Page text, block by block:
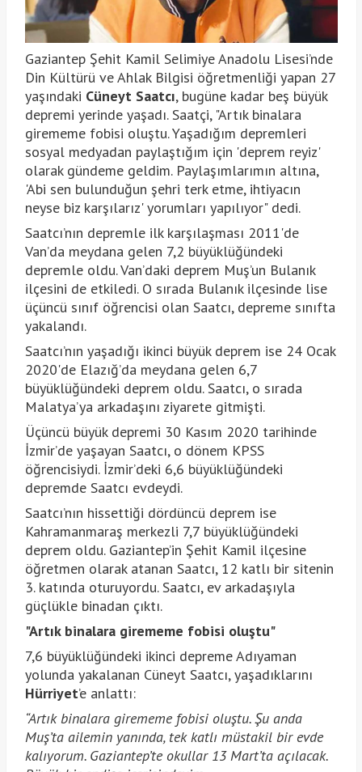
Gaziantep Şehit Kamil Selimiye Anadolu Lisesi’nde
Din Kültürü ve Ahlak Bilgisi öğretmenliği yapan 27
yaşındaki Cüneyt Saatcı, bugüne kadar beş büyük
depremi yerinde yaşadı. Saatçi, "Artık binalara
girememe fobisi oluştu. Yaşadığım depremleri
sosyal medyadan paylaştığım için 'deprem reyiz'
olarak gündeme geldim. Paylaşımlarımın altına,
'Abi sen bulunduğun şehri terk etme, ihtiyacın
neyse biz karşılarız' yorumları yapılıyor" dedi.
Saatcı’nın depremle ilk karşılaşması 2011'de
Van’da meydana gelen 7,2 büyüklüğündeki
depremle oldu. Van’daki deprem Muş’un Bulanık
ilçesini de etkiledi. O sırada Bulanık ilçesinde lise
üçüncü sınıf öğrencisi olan Saatcı, depreme sınıfta
yakalandı.
Saatcı’nın yaşadığı ikinci büyük deprem ise 24 Ocak
2020'de Elazığ’da meydana gelen 6,7
büyüklüğündeki deprem oldu. Saatcı, o sırada
Malatya’ya arkadaşını ziyarete gitmişti.
Üçüncü büyük depremi 30 Kasım 2020 tarihinde
İzmir’de yaşayan Saatcı, o dönem KPSS
öğrencisiydi. İzmir’deki 6,6 büyüklüğündeki
depremde Saatcı evdeydi.
Saatcı’nın hissettiği dördüncü deprem ise
Kahramanmaraş merkezli 7,7 büyüklüğündeki
deprem oldu. Gaziantep’in Şehit Kamil ilçesine
öğretmen olarak atanan Saatcı, 12 katlı bir sitenin
3. katında oturuyordu. Saatcı, ev arkadaşıyla
güçlükle binadan çıktı.
"Artık binalara girememe fobisi oluştu"
7,6 büyüklüğündeki ikinci depreme Adıyaman
yolunda yakalanan Cüneyt Saatcı, yaşadıklarını
Hürriyet’e anlattı:
“Artık binalara girememe fobisi oluştu. Şu anda
Muş’ta ailemin yanında, tek katlı müstakil bir evde
kalıyorum. Gaziantep’te okullar 13 Mart’ta açılacak.